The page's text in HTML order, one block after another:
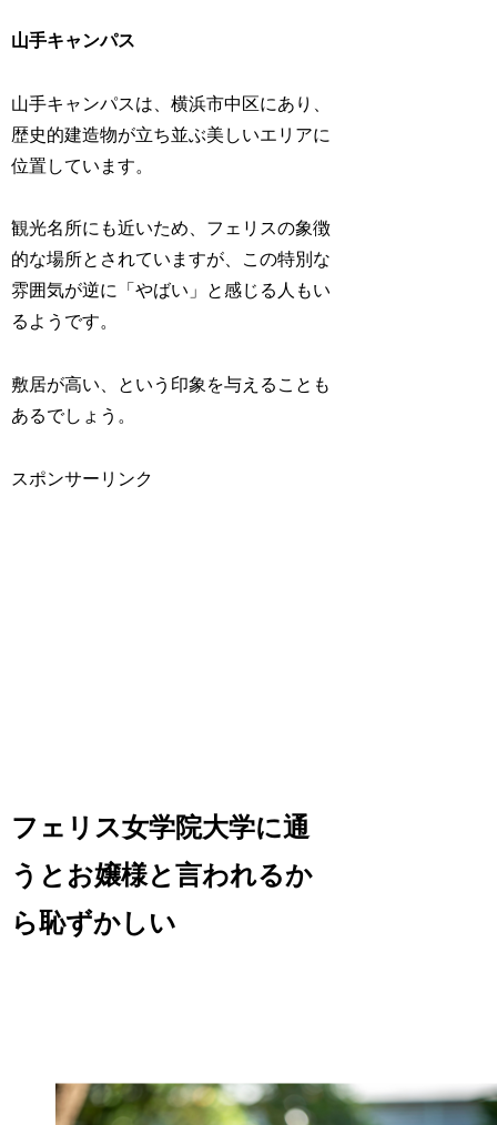
山手キャンパス
山手キャンパスは、横浜市中区にあり、
歴史的建造物が立ち並ぶ美しいエリアに
位置しています。
観光名所にも近いため、フェリスの象徴
的な場所とされていますが、この特別な
雰囲気が逆に「やばい」と感じる人もい
るようです。
敷居が高い、という印象を与えることも
あるでしょう。
スポンサーリンク
フェリス女学院大学に通
うとお嬢様と言われるか
ら恥ずかしい